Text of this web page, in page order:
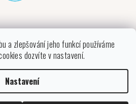
a zlepšování jeho funkcí používáme
dozvíte v nastavení.
Nastavení
. Všechna práva vyhrazena.
nastavení cookies
Shoptet